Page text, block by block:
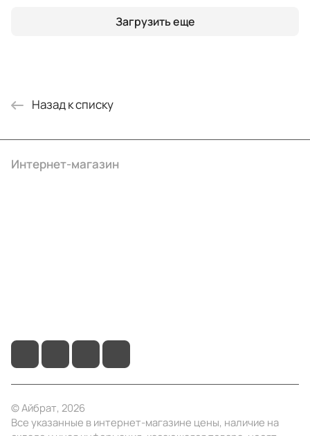
Загрузить еще
Назад к списку
Интернет-магазин
© Айбрат, 2026
Все указанные в интернет-магазине цены, наличие на